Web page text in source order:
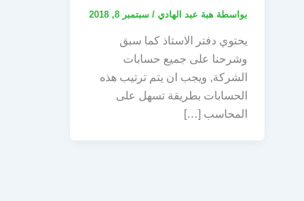
بواسطة هبة عبد الهادي / سبتمبر 8, 2018
يحتوي دفتر الاستاذ كما سبق
وشرحنا على جميع حسابات
الشركة, ويجب ان يتم ترتيب هذه
الحسابات بطريقة تسهل على
المحاسب […]